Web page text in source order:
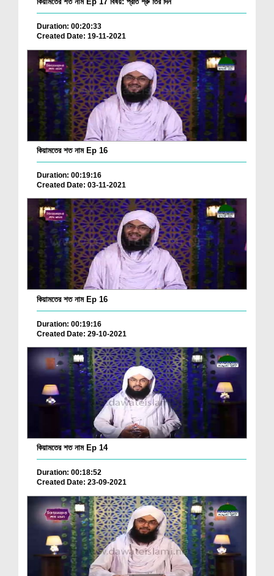
Duration: 00:20:33
Created Date: 19-11-2021
কিয়ামতের শত নাম Ep 16
Duration: 00:19:16
Created Date: 03-11-2021
কিয়ামতের শত নাম Ep 16
Duration: 00:19:16
Created Date: 29-10-2021
কিয়ামতের শত নাম Ep 14
Duration: 00:18:52
Created Date: 23-09-2021